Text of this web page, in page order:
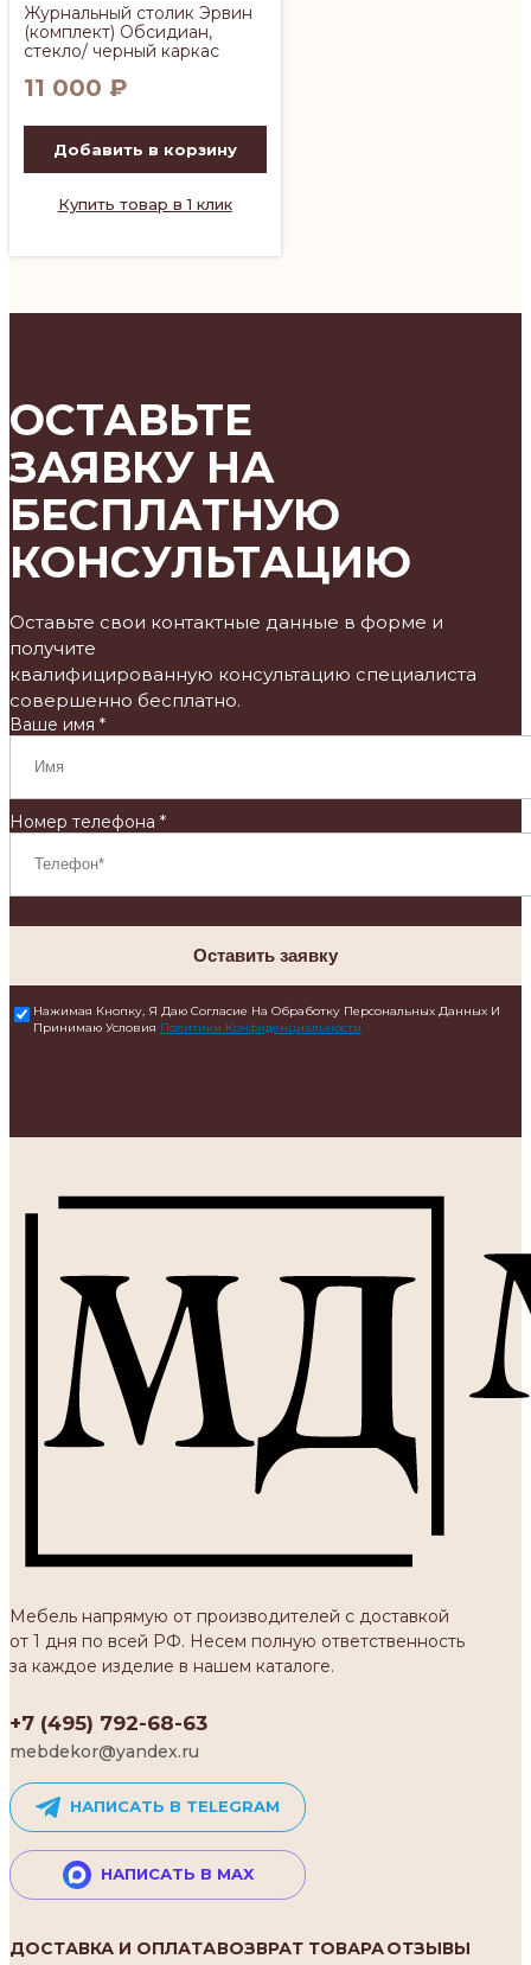
Журнальный столик Эрвин
(комплект) Обсидиан,
стекло/ черный каркас
11 000 ₽
Добавить в корзину
Купить товар в 1 клик
ОСТАВЬТЕ
ЗАЯВКУ НА
БЕСПЛАТНУЮ
КОНСУЛЬТАЦИЮ
Оставьте свои контактные данные в форме и
получите
квалифицированную консультацию специалиста
совершенно бесплатно.
Ваше имя *
Номер телефона *
Оставить заявку
Нажимая Кнопку, Я Даю Согласие На Обработку Персональных Данных И
Принимаю Условия Политики Конфиденциальности
Мебель напрямую от производителей с доставкой
от 1 дня по всей РФ. Несем полную ответственность
за каждое изделие в нашем каталоге.
+7 (495) 792-68-63
mebdekor@yandex.ru
НАПИСАТЬ В TELEGRAM
НАПИСАТЬ В MAX
ДОСТАВКА И ОПЛАТАВОЗВРАТ ТОВАРАОТЗЫВЫ